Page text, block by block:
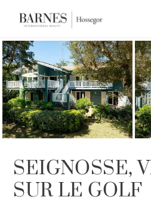
EXCLUSIVITÉ
SEIGNOSSE,
SUR LE GOLF